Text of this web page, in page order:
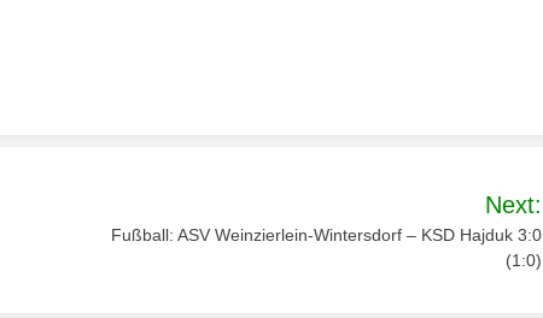
Next:
Fußball: ASV Weinzierlein-Wintersdorf – KSD Hajduk 3:0
(1:0)